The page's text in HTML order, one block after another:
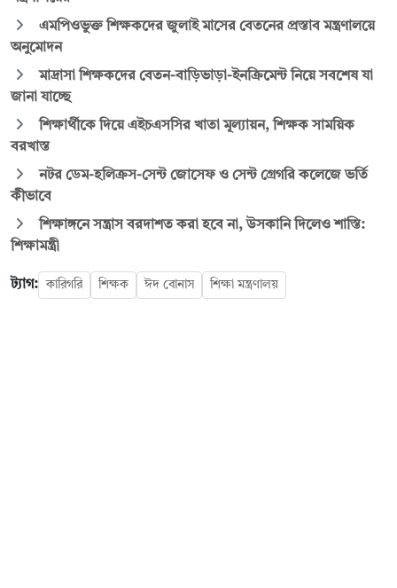
এমপিওভুক্ত শিক্ষকদের জুলাই মাসের বেতনের প্রস্তাব মন্ত্রণালয়ে
অনুমোদন
মাদ্রাসা শিক্ষকদের বেতন-বাড়িভাড়া-ইনক্রিমেন্ট নিয়ে সবশেষ যা
জানা যাচ্ছে
শিক্ষার্থীকে দিয়ে এইচএসসির খাতা মূল্যায়ন, শিক্ষক সাময়িক
বরখাস্ত
নটর ডেম-হলিক্রস-সেন্ট জোসেফ ও সেন্ট গ্রেগরি কলেজে ভর্তি
কীভাবে
শিক্ষাঙ্গনে সন্ত্রাস বরদাশত করা হবে না, উসকানি দিলেও শাস্তি:
শিক্ষামন্ত্রী
ট্যাগ: কারিগরি শিক্ষক ঈদ বোনাস শিক্ষা মন্ত্রণালয়